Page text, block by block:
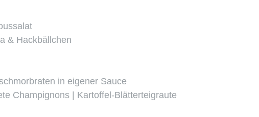
& Hackbällchen
in eigener Sauce
Champignons | Kartoffel-Blätterteigraute